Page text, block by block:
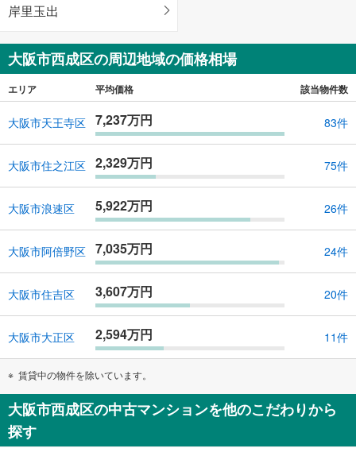
岸里玉出
大阪市西成区の周辺地域の価格相場
エリア 平均価格 該当物件数
大阪市天王寺区 7,237万円 83件
大阪市住之江区 2,329万円 75件
大阪市浪速区 5,922万円 26件
大阪市阿倍野区 7,035万円 24件
大阪市住吉区 3,607万円 20件
大阪市大正区 2,594万円 11件
賃貸中の物件を除いています。
大阪市西成区の中古マンションを他のこだわりから
探す